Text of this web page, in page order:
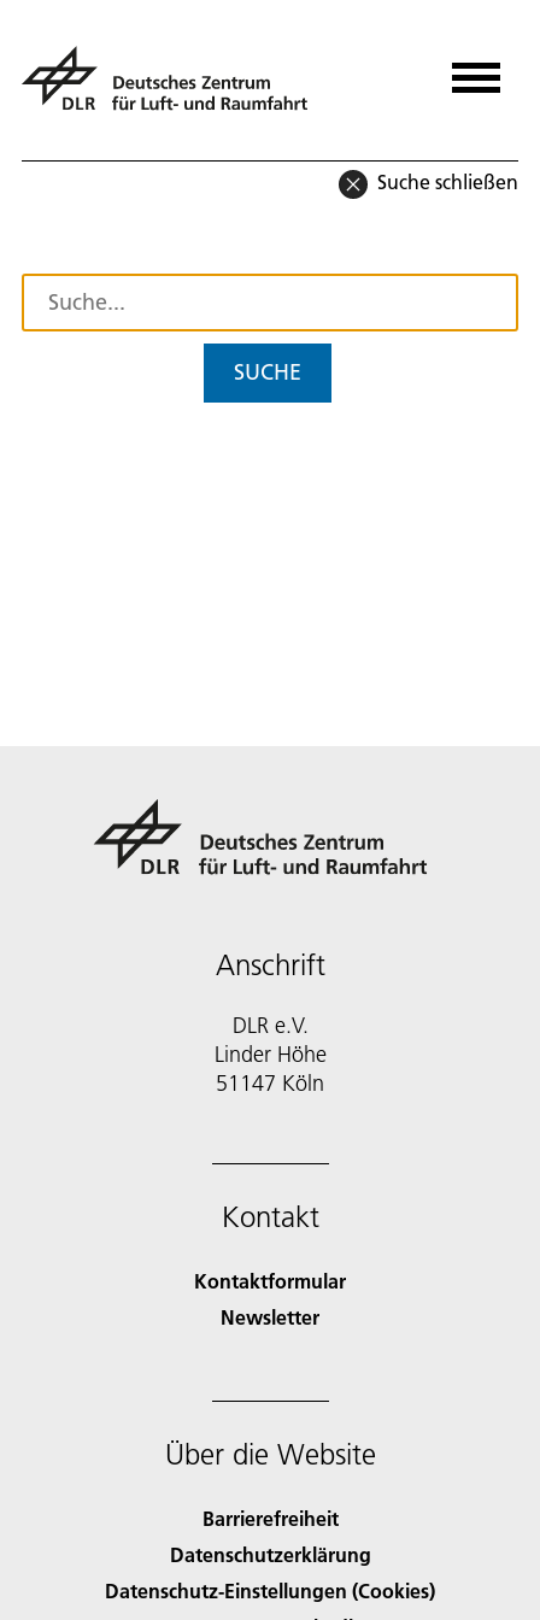
Suche schließen
SUCHE
Anschrift
DLR e.V.
Linder Höhe
51147 Köln
Kontakt
Kontaktformular
Newsletter
Über die Website
Barrierefreiheit
Datenschutzerklärung
Datenschutz-Einstellungen (Cookies)